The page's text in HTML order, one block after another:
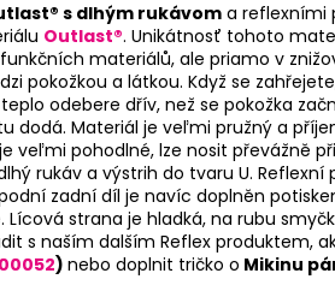
s dlhým rukávoma reflexními
Outlast®. Unikátnosť tohoto
materiálů, ale priamo v
pokožkou a látkou. Když se
teplo odebere dřív, než se pokožka
dodá. Materiál je veľmi pružný a
veľmi pohodlné, lze nosit převážně
rukáv a výstrih do tvaru U.
zadní díl je navíc doplněn
strana je hladká, na rubu
s naším dalším Reflex produktem,
) nebo doplnit tričko o Mikinu